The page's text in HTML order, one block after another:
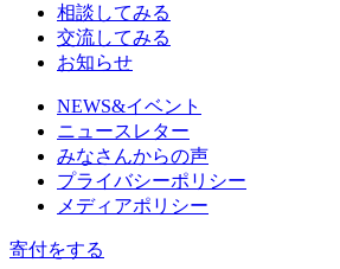
相談してみる
交流してみる
お知らせ
NEWS&イベント
ニュースレター
みなさんからの声
プライバシーポリシー
メディアポリシー
寄付をする